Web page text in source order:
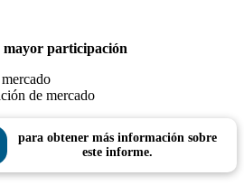
mayor participación
de mercado
para obtener más información sobre
este informe.